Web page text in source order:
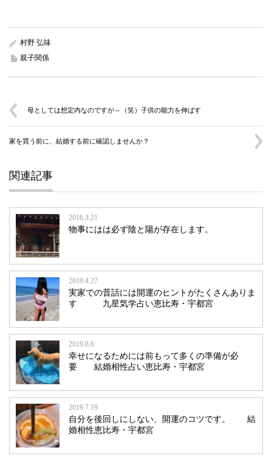
村野 弘味
親子関係
母としては想定内なのですが～（笑）子供の能力を伸ばす
家を買う前に、結婚する前に確認しませんか？
関連記事
2016.3.21
物事にはは必ず陰と陽が存在します。
2019.4.27
実家での昔話には開運のヒントがたくさんありま
す 九星気学占い恵比寿・宇都宮
2019.8.6
幸せになるためには前もって多くの準備が必
要 結婚相性占い恵比寿・宇都宮
2019.7.19
自分を後回しにしない、開運のコツです。 結
婚相性恵比寿・宇都宮